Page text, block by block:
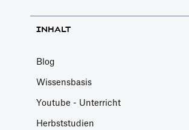
INHALT
Blog
Wissensbasis
Youtube - Unterricht
Herbststudien